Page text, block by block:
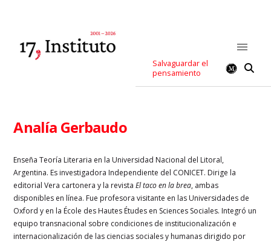
Salvaguardar el
pensamiento
Analía Gerbaudo
Enseña Teoría Literaria en la Universidad Nacional del Litoral,
Argentina. Es investigadora Independiente del CONICET. Dirige la
editorial Vera cartonera y la revistaEl taco en la brea, ambas
disponibles en línea. Fue profesora visitante en las Universidades de
Oxford y en la École des Hautes Études en Sciences Sociales. Integró un
equipo transnacional sobre condiciones de institucionalización e
internacionalización de las ciencias sociales y humanas dirigido por